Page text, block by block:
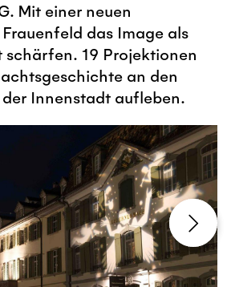
Mit einer neuen
das Image als
19 Projektionen
an den
Innenstadt aufleben.